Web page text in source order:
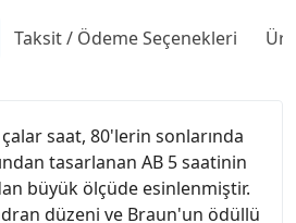
Taksit / Ödeme Seçenekleri
saat, 80'lerin sonlarında
tasarlanan AB 5 saatinin
büyük ölçüde esinlenmiştir.
düzeni ve Braun'un ödüllü